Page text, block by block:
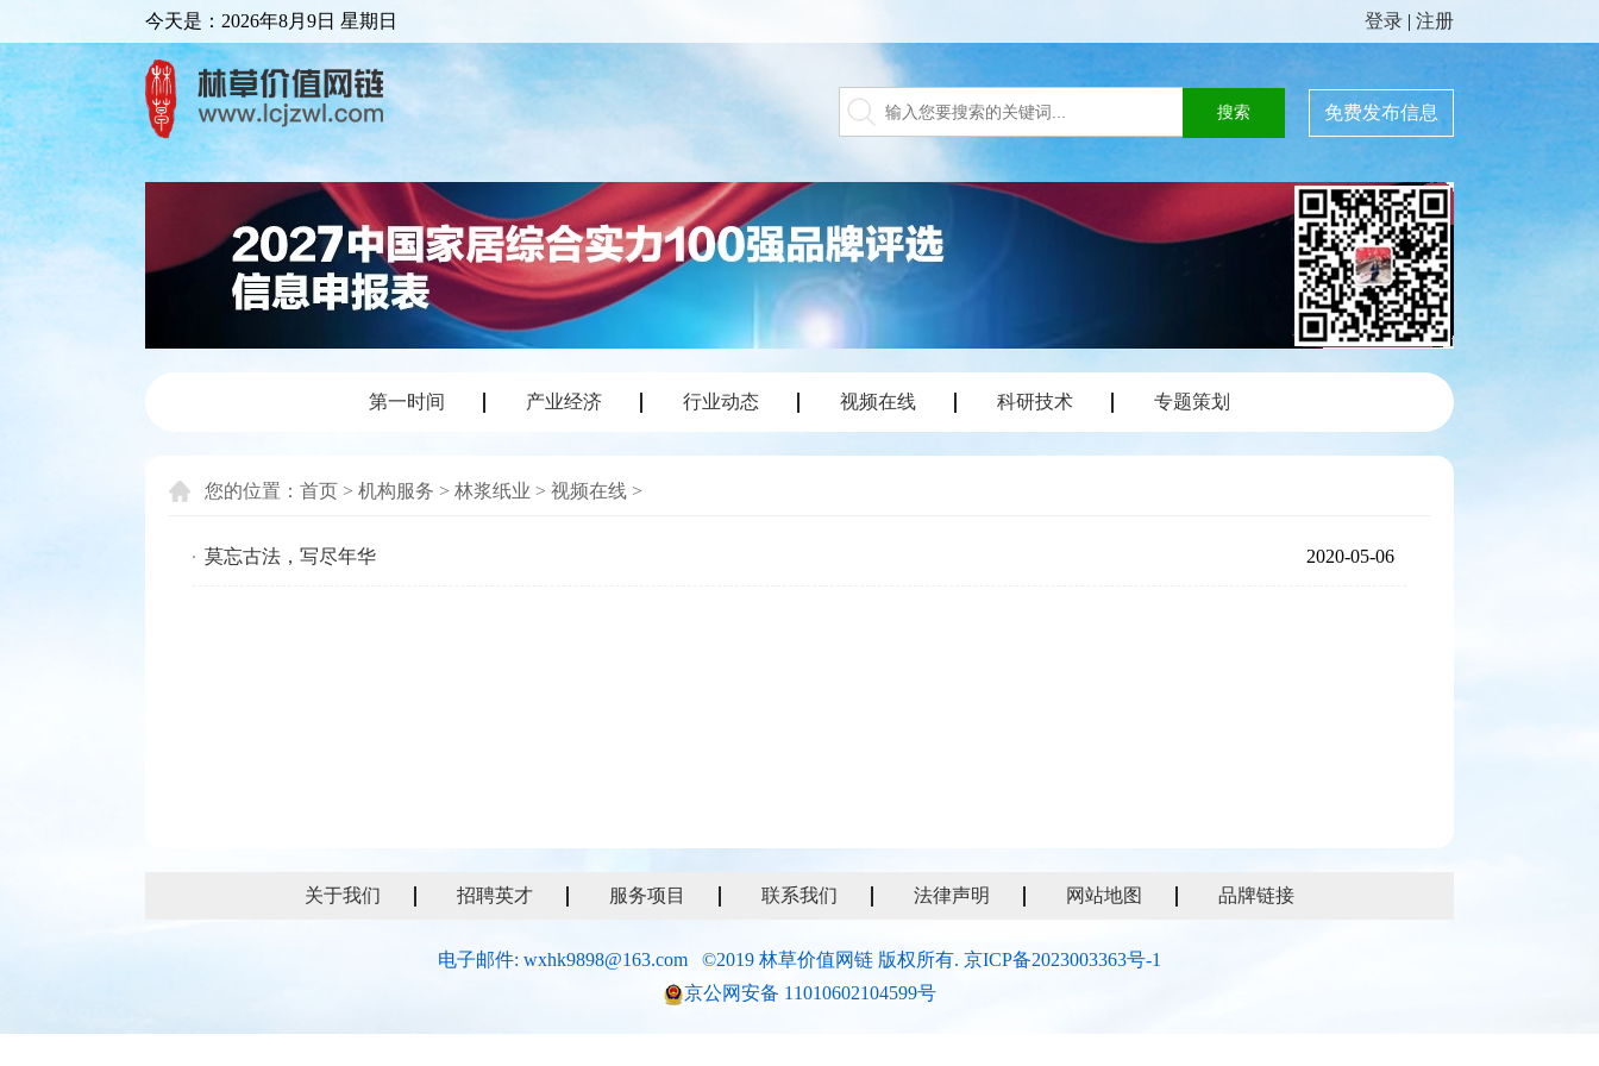
今天是： 2026年8月9日 星期日 登录 | 注册
免费发布信息
第一时间 产业经济 行业动态 视频在线 科研技术 专题策划
您的位置： 首页 > 机构服务 > 林浆纸业 > 视频在线 >
莫忘古法，写尽年华 2020-05-06
关于我们 招聘英才 服务项目 联系我们 法律声明 网站地图 品牌链接
电子邮件: wxhk9898@163.com ©2019 林草价值网链 版权所有. 京ICP备2023003363号-1
京公网安备 11010602104599号